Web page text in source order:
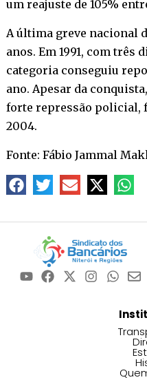
um reajuste de 105%
A última greve nacional
anos. Em 1991, com três
categoria conseguiu
ano. Apesar da
forte repressão policial,
2004.
Fonte: Fábio Jammal